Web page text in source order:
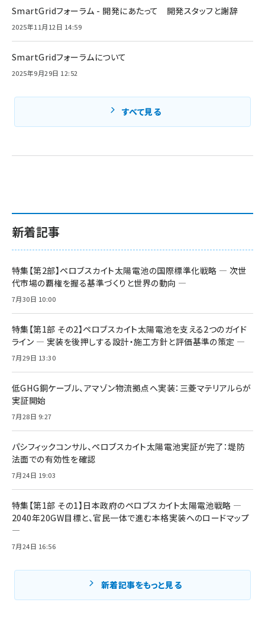
新着記事
特集【第2部】ペロブスカイト太陽電池の国際標準化戦略 ― 次世
代市場の覇権を握る基準づくりと世界の動向 ―
7月30日 10:00
特集【第1部 その2】ペロブスカイト太陽電池を支える2つのガイド
ライン ― 実装を後押しする設計・施工方針と評価基準の策定 ―
7月29日 13:30
低GHG銅ケーブル、アマゾン物流拠点へ実装：三菱マテリアルらが
実証開始
7月28日 9:27
パシフィックコンサル、ペロブスカイト太陽電池実証が完了：堤防
法面での有効性を確認
7月24日 19:03
特集【第1部 その1】日本政府のペロブスカイト太陽電池戦略 ―
2040年20GW目標と、官民一体で進む本格実装へのロードマップ
―
7月24日 16:56
新着記事をもっと見る
SmartGridフォーラム - 開発にあたって 開発スタッフと謝辞
2025年11月12日 14:59
SmartGridフォーラムについて
2025年9月29日 12:52
すべて見る